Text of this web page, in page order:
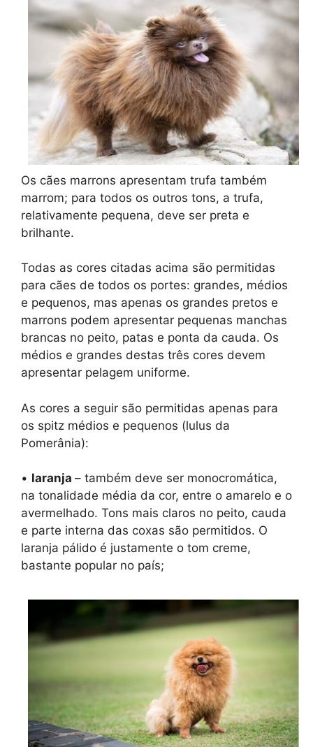
Os cães marrons apresentam trufa também
marrom; para todos os outros tons, a trufa,
relativamente pequena, deve ser preta e
brilhante.
Todas as cores citadas acima são permitidas
para cães de todos os portes: grandes, médios
e pequenos, mas apenas os grandes pretos e
marrons podem apresentar pequenas manchas
brancas no peito, patas e ponta da cauda. Os
médios e grandes destas três cores devem
apresentar pelagem uniforme.
As cores a seguir são permitidas apenas para
os spitz médios e pequenos (lulus da
Pomerânia):
• laranja – também deve ser monocromática,
na tonalidade média da cor, entre o amarelo e o
avermelhado. Tons mais claros no peito, cauda
e parte interna das coxas são permitidos. O
laranja pálido é justamente o tom creme,
bastante popular no país;